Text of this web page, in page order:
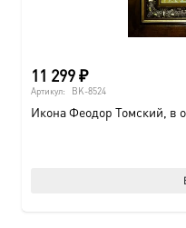
11 299₽
Артикул: BK-8524
Икона Феодор Томский, в